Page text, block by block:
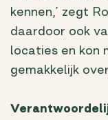
kennen,’ zegt
daardoor ook
locaties en kon
gemakkelijk